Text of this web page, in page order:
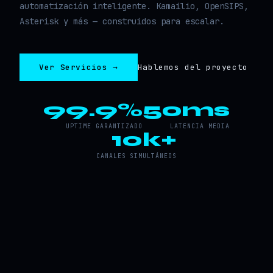
automatización inteligente. Kamailio, OpenSIPS,
Asterisk y más — construidos para escalar.
Ver Servicios → Hablemos del proyecto
99.9%
UPTIME GARANTIZADO
50ms
LATENCIA MEDIA
10k+
CANALES SIMULTÁNEOS